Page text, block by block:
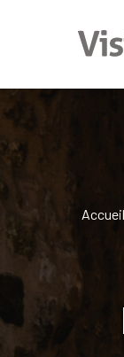
Accueil